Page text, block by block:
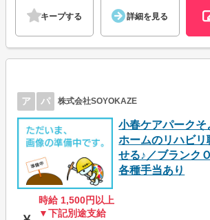
キープする 詳細を見る
ア パ 株式会社SOYOKAZE
小春ケアパーク
ホームのリハビ
せる♪／ブランク
各種手当あり
時給 1,500円以上
▼下記別途支給